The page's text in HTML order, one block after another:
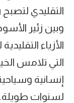
التقليدي
وبين زئير
الأزياء
التي تلامس
إنسانية
لسنوات طويلة.